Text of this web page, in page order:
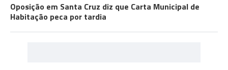
Oposição em Santa Cruz diz que Carta Municipal de
Habitação peca por tardia